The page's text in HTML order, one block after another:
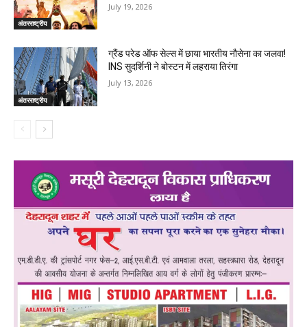
अंतरराष्ट्रीय
July 19, 2026
अंतरराष्ट्रीय
ग्रैंड परेड ऑफ सेल्स में छाया भारतीय नौसेना का जलवा!
INS सुदर्शिनी ने बोस्टन में लहराया तिरंगा
July 13, 2026